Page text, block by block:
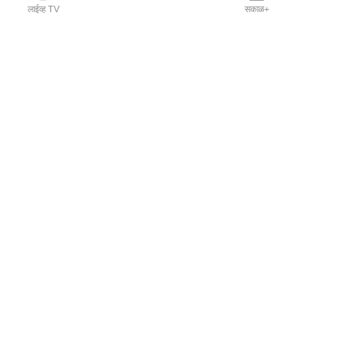
लाईव्ह TV सकाळ+